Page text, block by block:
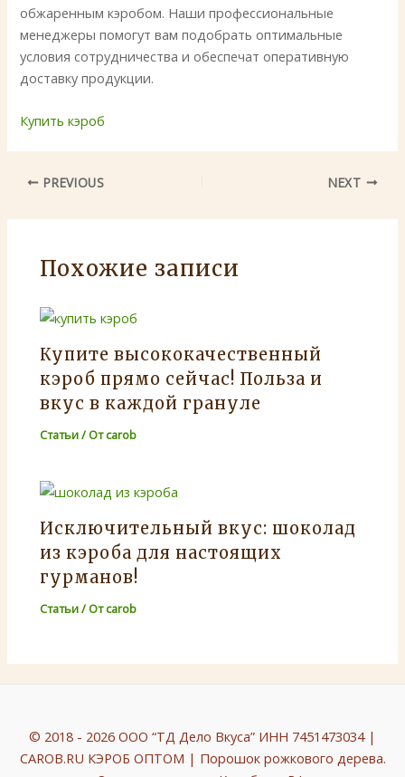
обжаренным кэробом. Наши профессиональные
менеджеры помогут вам подобрать оптимальные
условия сотрудничества и обеспечат оперативную
доставку продукции.
Купить кэроб
PREVIOUS NEXT
Похожие записи
Купите высококачественный
кэроб прямо сейчас! Польза и
вкус в каждой грануле
Статьи/ Отcarob
Исключительный вкус: шоколад
из кэроба для настоящих
гурманов!
Статьи/ Отcarob
© 2018 - 2026 ООО “ТД Дело Вкуса” ИНН 7451473034 |
CAROB.RU КЭРОБ ОПТОМ | Порошок рожкового дерева.